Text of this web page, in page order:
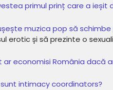
primul prinț care a ieșit
muzica pop să
erotic și să prezinte o
ar economisi România dacă
intimacy coordinators?